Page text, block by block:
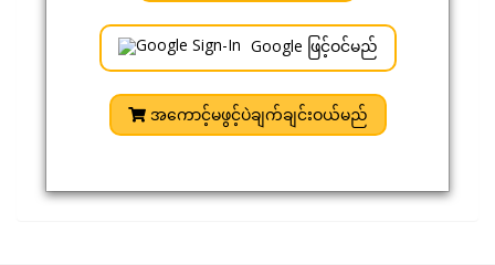
Google ဖြင့်ဝင်မည်
အကောင့်မဖွင့်ပဲချက်ချင်းဝယ်မည်